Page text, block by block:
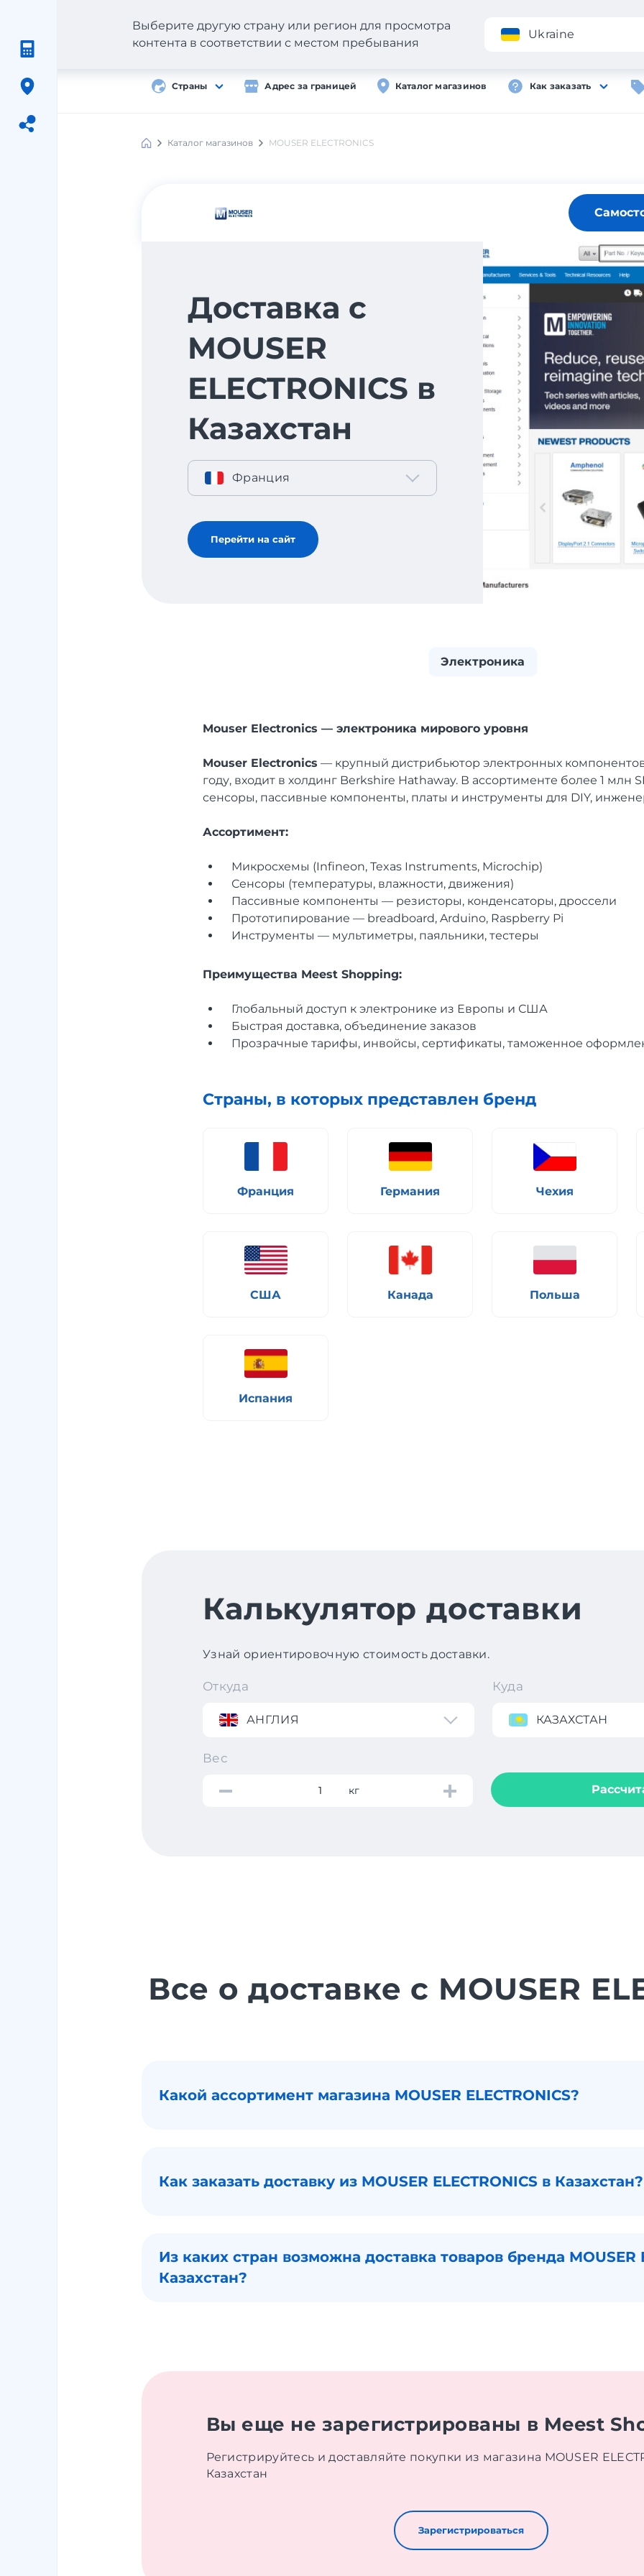
Страны Адрес за границей Каталог магазинов Как заказать
Выберите другую страну или регион для просмотра
контента в соответствии с местом пребывания
Ukraine
Meest
Каталог магазинов MOUSER ELECTRONICS
Доставка с
MOUSER
ELECTRONICS в
Казахстан
Франция
Перейти на сайт
Электроника
Mouser Electronics — электроника мирового уровня
Mouser Electronics — крупный дистрибьютор электронных
году, входит в холдинг Berkshire Hathaway. В ассортименте более 1 млн
сенсоры, пассивные компоненты, платы и инструменты для DIY,
Ассортимент:
Микросхемы (Infineon, Texas Instruments, Microchip)
Сенсоры (температуры, влажности, движения)
Пассивные компоненты — резисторы, конденсаторы, дроссели
Прототипирование — breadboard, Arduino, Raspberry Pi
Инструменты — мультиметры, паяльники, тестеры
Преимущества Meest Shopping:
Глобальный доступ к электронике из Европы и США
Быстрая доставка, объединение заказов
Прозрачные тарифы, инвойсы, сертификаты, таможенное
Страны, в которых представлен бренд
Франция Германия Чехия
США Канада Польша
Испания
Калькулятор доставки
Узнай ориентировочную стоимость доставки.
Откуда
АНГЛИЯ
Куда
КАЗАХСТАН
Вес
кг
Все о доставке с MOUSER
Какой ассортимент магазина MOUSER ELECTRONICS?
Как заказать доставку из MOUSER ELECTRONICS в Казахстан?
Из каких стран возможна доставка товаров бренда MOUSER
Казахстан?
Вы еще не зарегистрированы в Meest
Регистрируйтесь и доставляйте покупки из магазина MOUSER
Казахстан
Зарегистрироваться